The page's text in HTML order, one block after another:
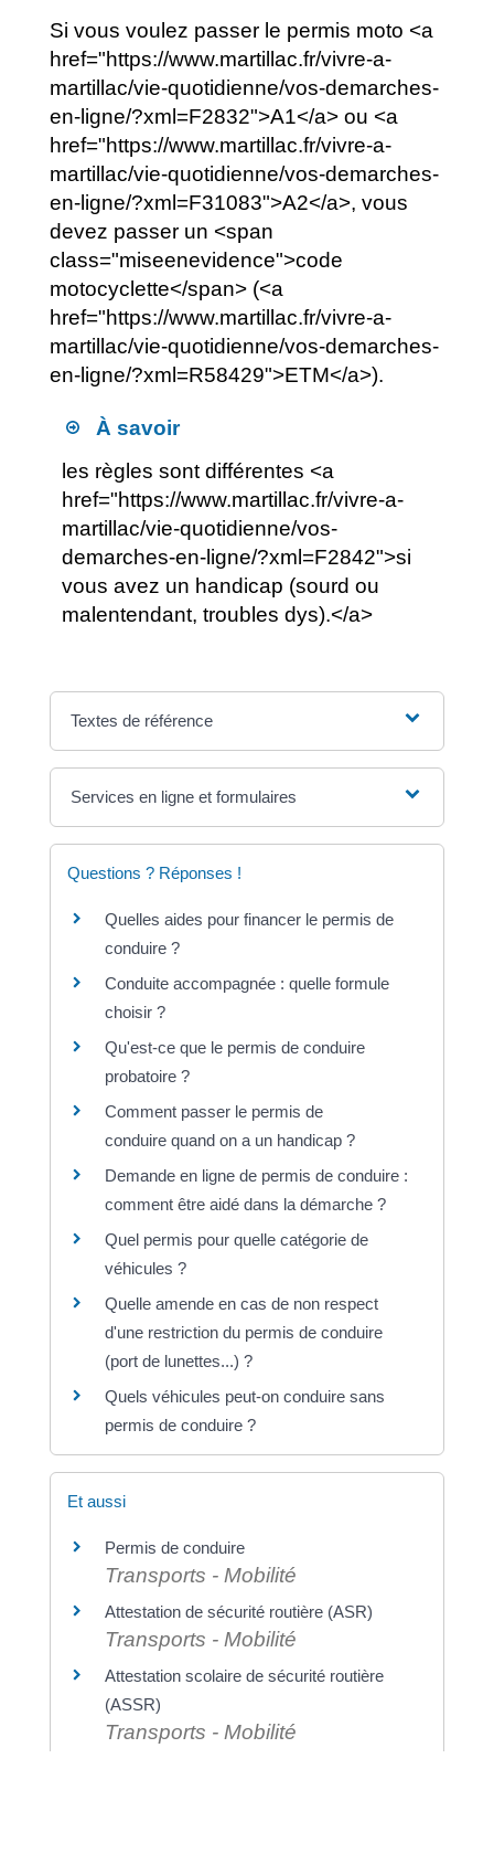
Si vous voulez passer le permis moto <a
href="https://www.martillac.fr/vivre-a-
martillac/vie-quotidienne/vos-demarches-
en-ligne/?xml=F2832">A1</a> ou <a
href="https://www.martillac.fr/vivre-a-
martillac/vie-quotidienne/vos-demarches-
en-ligne/?xml=F31083">A2</a>, vous
devez passer un <span
class="miseenevidence">code
motocyclette</span> (<a
href="https://www.martillac.fr/vivre-a-
martillac/vie-quotidienne/vos-demarches-
en-ligne/?xml=R58429">ETM</a>).
À savoir
les règles sont différentes <a
href="https://www.martillac.fr/vivre-a-
martillac/vie-quotidienne/vos-
demarches-en-ligne/?xml=F2842">si
vous avez un handicap (sourd ou
malentendant, troubles dys).</a>
Textes de référence
Services en ligne et formulaires
Questions ? Réponses !
Quelles aides pour financer le permis de
conduire ?
Conduite accompagnée : quelle formule
choisir ?
Qu'est-ce que le permis de conduire
probatoire ?
Comment passer le permis de
conduire quand on a un handicap ?
Demande en ligne de permis de conduire :
comment être aidé dans la démarche ?
Quel permis pour quelle catégorie de
véhicules ?
Quelle amende en cas de non respect
d'une restriction du permis de conduire
(port de lunettes...) ?
Quels véhicules peut-on conduire sans
permis de conduire ?
Et aussi
Permis de conduire
Transports - Mobilité
Attestation de sécurité routière (ASR)
Transports - Mobilité
Attestation scolaire de sécurité routière
(ASSR)
Transports - Mobilité